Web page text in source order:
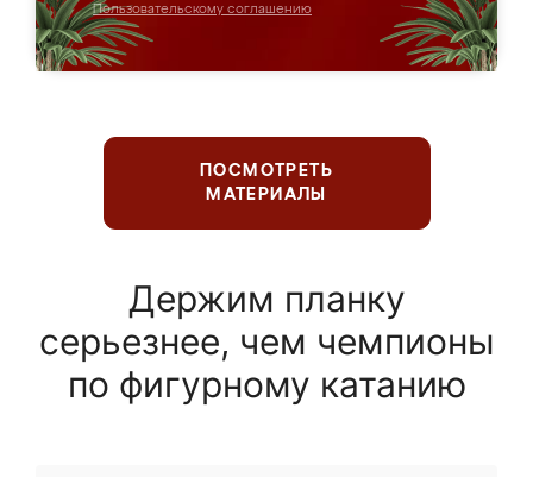
Пользовательскому соглашению
ПОСМОТРЕТЬ
МАТЕРИАЛЫ
Держим планку
серьезнее, чем чемпионы
по фигурному катанию